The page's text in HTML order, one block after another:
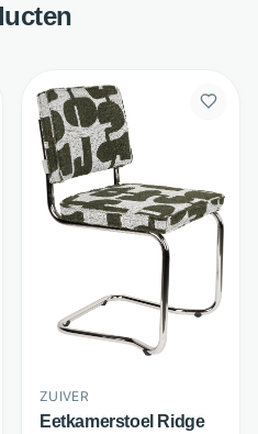
ZUIVER
Eetkamerstoel Ridge